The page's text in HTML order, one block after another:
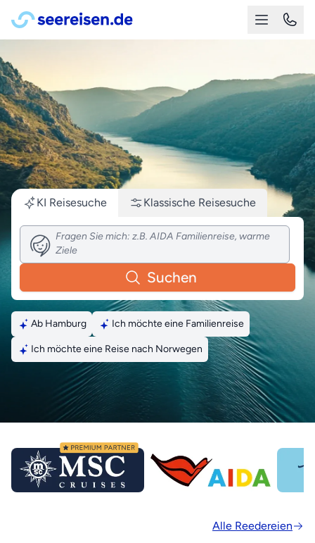
KI Reisesuche Klassische Reisesuche
Suchen
Ab Hamburg Ich möchte eine Familienreise
Ich möchte eine Reise nach Norwegen
Alle Reedereien